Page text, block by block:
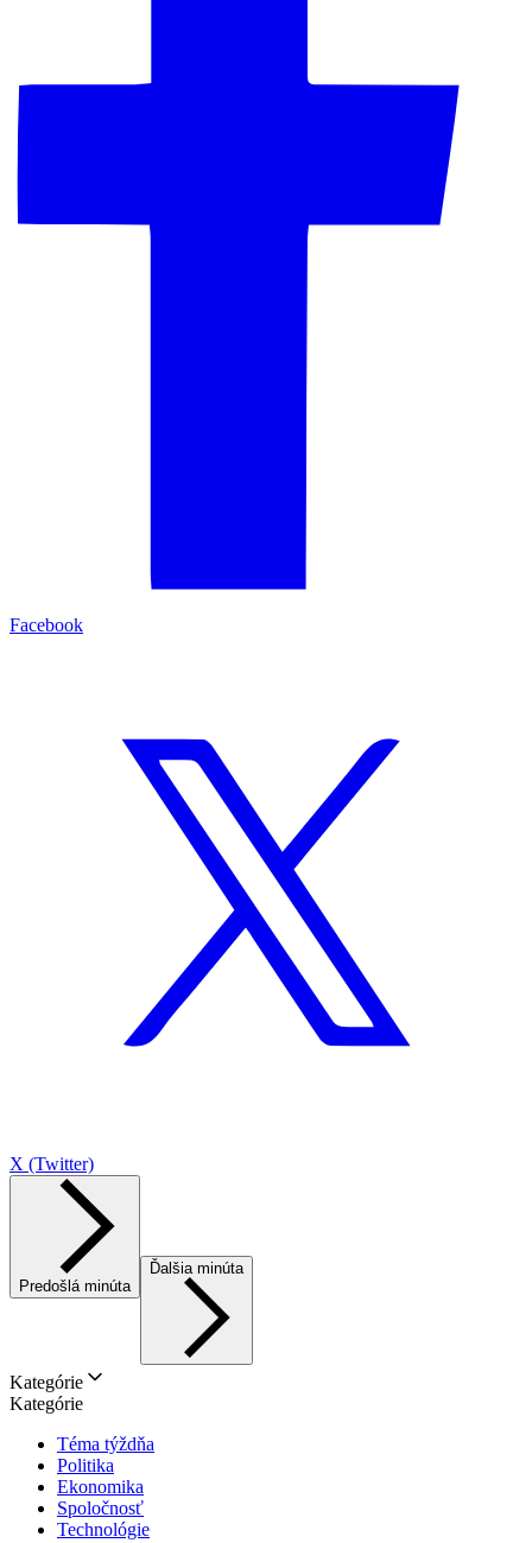
Facebook
X (Twitter)
Predošlá minúta
Ďalšia minúta
Kategórie
Kategórie
Téma týždňa
Politika
Ekonomika
Spoločnosť
Technológie